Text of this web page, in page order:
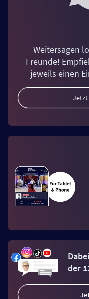
Weitersagen
Freunde!
jeweils einen
Jetzt
der